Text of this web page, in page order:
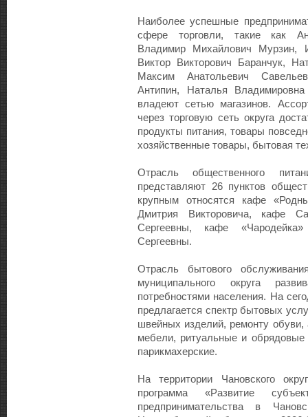
Наиболее успешные
сфере торговли, такие как
Владимир Михайлович Мурзин,
Виктор Викторович Баранчук,
Максим Анатольевич
Антипин, Наталья
владеют сетью магазинов.
через торговую сеть округа
продукты питания, товары
хозяйственные товары, бытовая
Отрасль общественного
представляют 26 пунктов
крупным относятся кафе
Дмитрия Викторовича, кафе
Сергеевны, кафе
Сергеевны.
Отрасль бытового
муниципального округа
потребностями населения. На
предлагается спектр бытовых
швейных изделий, ремонту обуви,
мебели, ритуальные и обрядовые
парикмахерские.
На территории Чановского
программа «Развитие
предпринимательства в